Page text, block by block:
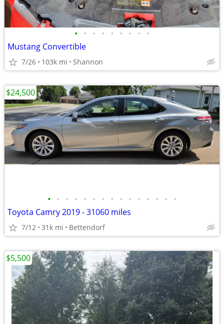
• • • • • • • • •
Mustang Convertible
7/26 103k mi Shannon
• • • • • • • • • • • • • • •
Toyota Camry 2019 - 31060 miles
7/12 31k mi Bettendorf
$24,500
$5,500